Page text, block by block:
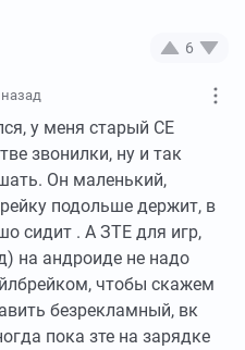
6
у меня старый СЕ
звонилки, ну и так
Он маленький,
подольше держит, в
сидит . А ЗТЕ для игр,
на андроиде не надо
чтобы скажем
безрекламный, вк
пока зте на зарядке